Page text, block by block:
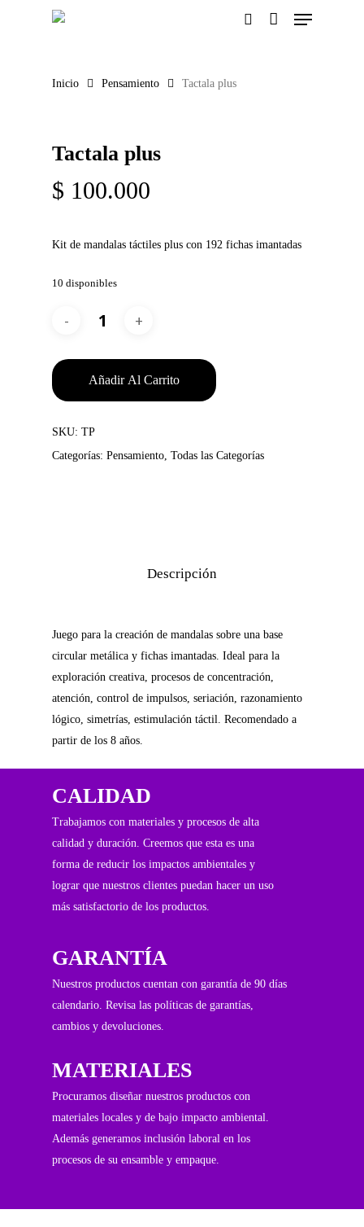
Menu
Inicio Pensamiento Tactala plus
Tactala plus
$ 100.000
Kit de mandalas táctiles plus con 192 fichas imantadas
10 disponibles
Añadir Al Carrito
SKU: TP
Categorías: Pensamiento, Todas las Categorías
Descripción
Juego para la creación de mandalas sobre una base
circular metálica y fichas imantadas. Ideal para la
exploración creativa, procesos de concentración,
atención, control de impulsos, seriación, razonamiento
lógico, simetrías, estimulación táctil. Recomendado a
partir de los 8 años.
CALIDAD
Trabajamos con materiales y procesos de alta
calidad y duración. Creemos que esta es una
forma de reducir los impactos ambientales y
lograr que nuestros clientes puedan hacer un uso
más satisfactorio de los productos.
GARANTÍA
Nuestros productos cuentan con garantía de 90 días
calendario. Revisa las políticas de garantías,
cambios y devoluciones.
MATERIALES
Procuramos diseñar nuestros productos con
materiales locales y de bajo impacto ambiental.
Además generamos inclusión laboral en los
procesos de su ensamble y empaque.